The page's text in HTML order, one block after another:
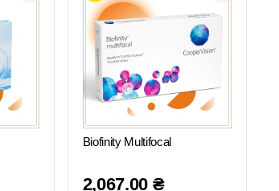
ШВИДКИЙ
Biofinity Multifocal
2,067.00 ₴